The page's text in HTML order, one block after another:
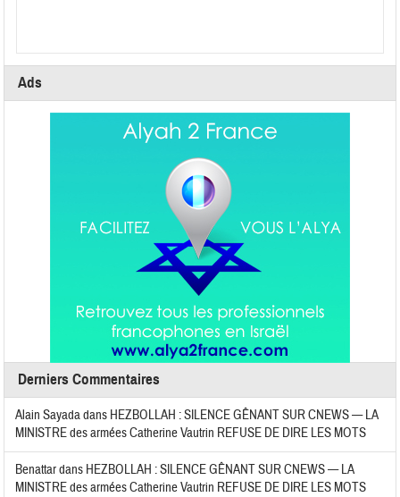
Ads
Derniers Commentaires
Alain Sayadadans HEZBOLLAH : SILENCE GÊNANT SUR CNEWS — LA
MINISTRE des armées Catherine Vautrin REFUSE DE DIRE LES MOTS
Benattardans HEZBOLLAH : SILENCE GÊNANT SUR CNEWS — LA
MINISTRE des armées Catherine Vautrin REFUSE DE DIRE LES MOTS